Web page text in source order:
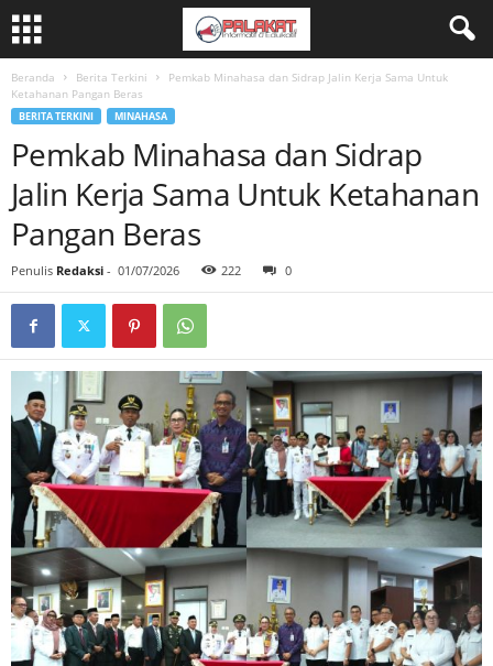
Beranda Berita Terkini
Pemkab Minahasa dan Sidrap Jalin Kerja Sama Untuk
Ketahanan Pangan Beras
BERITA TERKINI MINAHASA
Pemkab Minahasa dan Sidrap
Jalin Kerja Sama Untuk Ketahanan
Pangan Beras
Penulis Redaksi - 01/07/2026 222 0